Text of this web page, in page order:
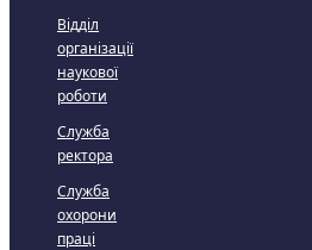
Відділ
організації
наукової
роботи
Служба
ректора
Служба
охорони
праці